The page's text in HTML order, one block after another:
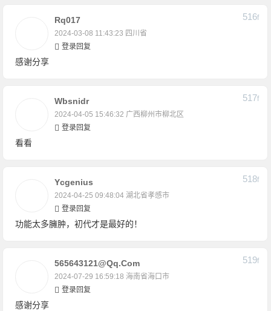
Rq017
2024-03-08 11:43:23 四川省
516F
登录回复
感谢分享
Wbsnidr
2024-04-05 15:46:32 广西柳州市柳北区
517F
登录回复
看看
Ycgenius
2024-04-25 09:48:04 湖北省孝感市
518F
登录回复
功能太多臃肿，初代才是最好的！
565643121@qq.com
2024-07-29 16:59:18 海南省海口市
519F
登录回复
感谢分享